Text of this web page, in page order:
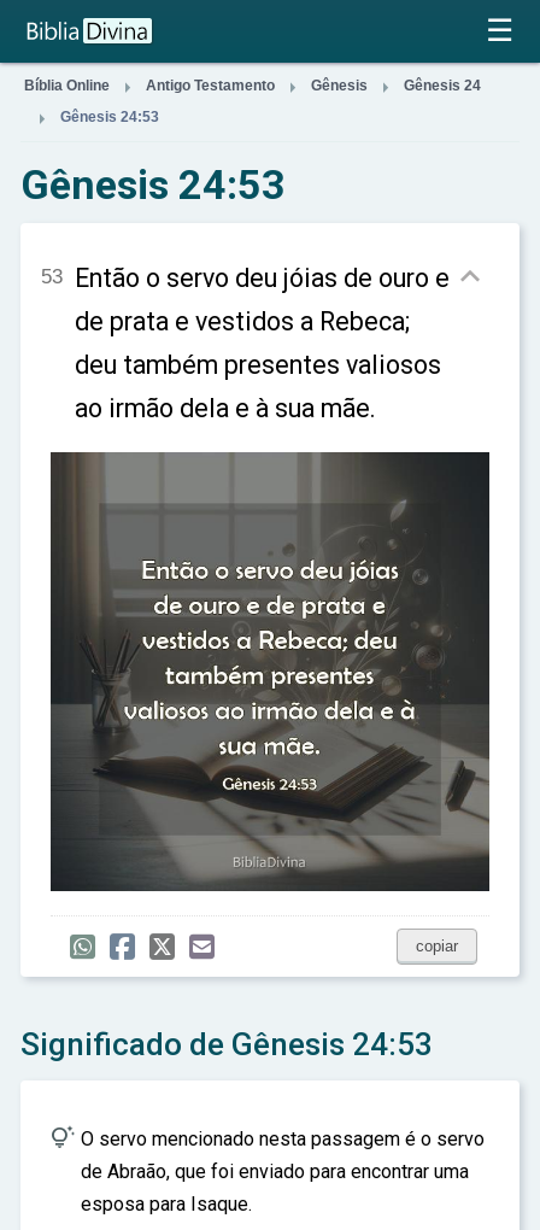
×
☰
Bíblia Online  Antigo Testamento  Gênesis  Gênesis 24
 Gênesis 24:53
Gênesis 24:53
53 Então o servo deu jóias de ouro e
de prata e vestidos a Rebeca;
deu também presentes valiosos
ao irmão dela e à sua mãe.

copiar
Significado de Gênesis 24:53
 O servo mencionado nesta passagem é o servo
de Abraão, que foi enviado para encontrar uma
esposa para Isaque.